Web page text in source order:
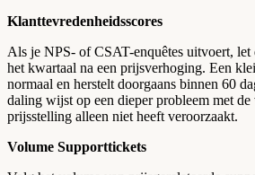
Klanttevredenheidsscores
Als je NPS- of CSAT-enquêtes uitvoert,
het kwartaal na een prijsverhoging. Een
normaal en herstelt doorgaans binnen 60
daling wijst op een dieper probleem met de
prijsstelling alleen niet heeft veroorzaakt.
Volume Supporttickets